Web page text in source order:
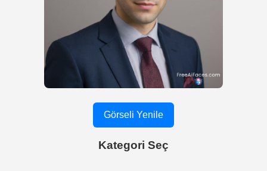
Görseli Yenile
Kategori Seç